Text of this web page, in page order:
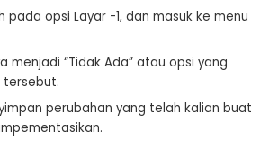
pada opsi Layar -1, dan masuk ke menu
menjadi “Tidak Ada” atau opsi yang
perubahan yang telah kalian buat